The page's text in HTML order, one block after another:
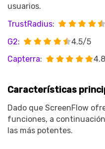
usuarios.
TrustRadius:
G2:
4.5/5
Capterra:
Características
Dado que ScreenFlow
funciones, a
las más potentes.